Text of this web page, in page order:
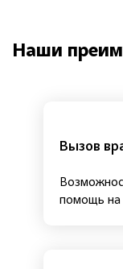
Наши
Вызов
помощь на